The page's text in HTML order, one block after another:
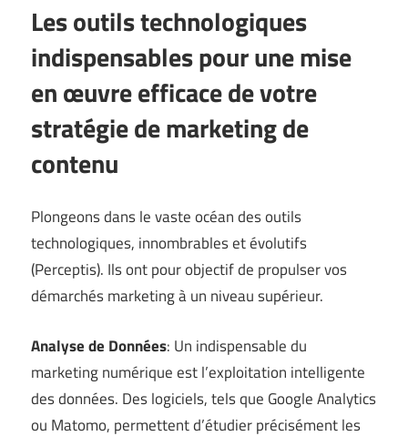
Les outils technologiques
indispensables pour une mise
en œuvre efficace de votre
stratégie de marketing de
contenu
Plongeons dans le vaste océan des outils
technologiques, innombrables et évolutifs
(Perceptis). Ils ont pour objectif de propulser vos
démarchés marketing à un niveau supérieur.
Analyse de Données: Un indispensable du
marketing numérique est l’exploitation intelligente
des données. Des logiciels, tels que Google Analytics
ou Matomo, permettent d’étudier précisément les